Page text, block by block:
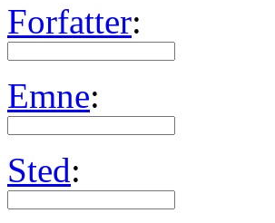
Forfatter:
Emne:
Sted: